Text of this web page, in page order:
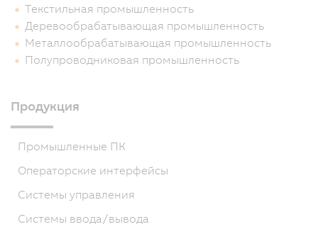
Текстильная промышленность
Деревообрабатывающая промышленность
Металлообрабатывающая промышленность
Полупроводниковая промышленность
Продукция
Промышленные ПК
Операторские интерфейсы
Системы управления
Системы ввода/вывода